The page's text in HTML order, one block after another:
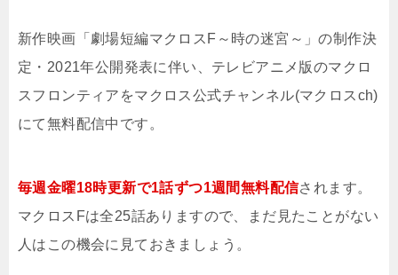
新作映画「劇場短編マクロスF～時の迷宮～」の制作決
定・2021年公開発表に伴い、テレビアニメ版のマクロ
スフロンティアをマクロス公式チャンネル(マクロスch)
にて無料配信中です。
毎週金曜18時更新で1話ずつ1週間無料配信されます。
マクロスFは全25話ありますので、まだ見たことがない
人はこの機会に見ておきましょう。